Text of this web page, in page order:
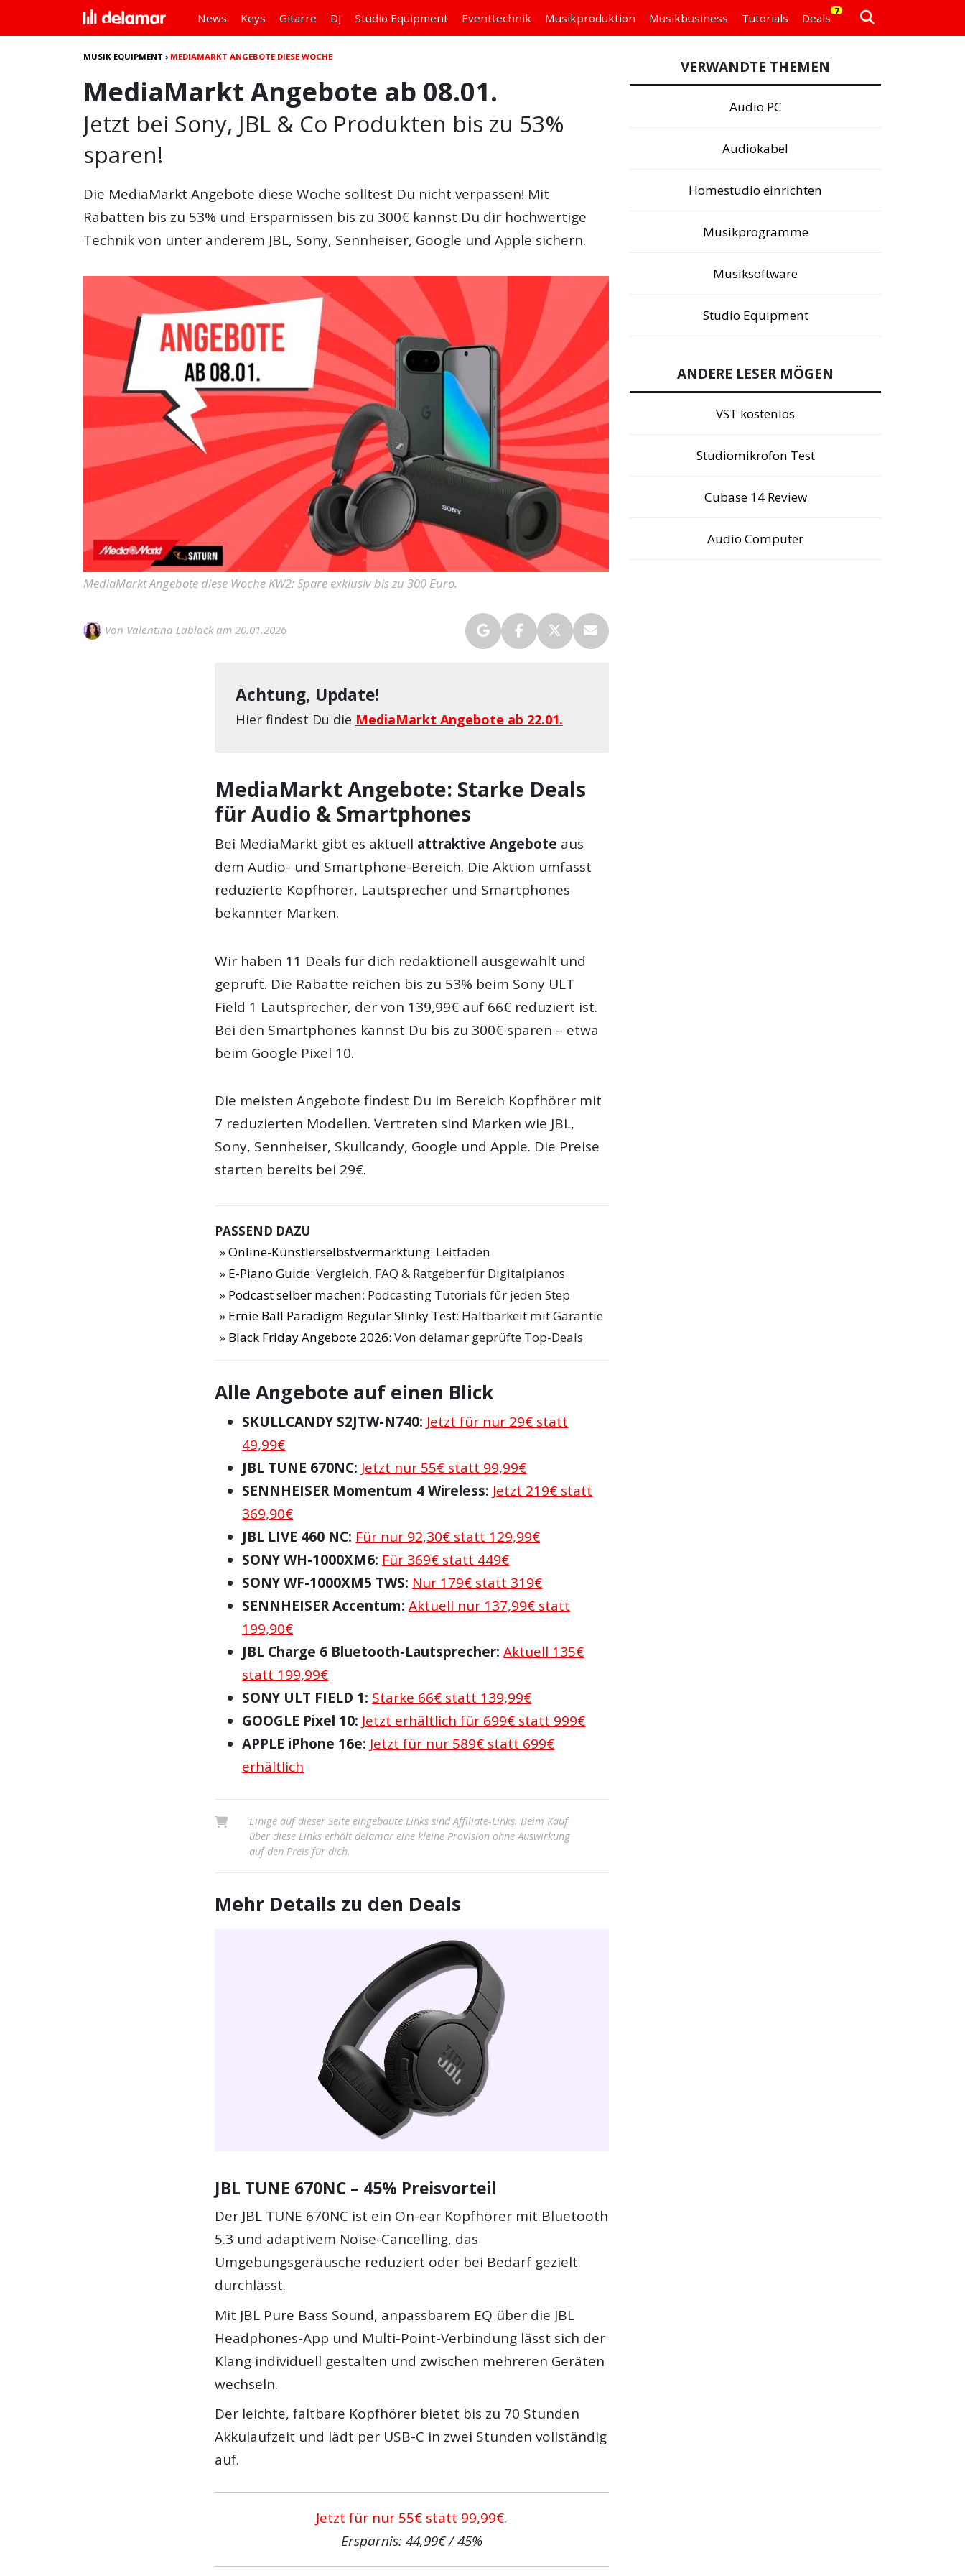
News Keys Gitarre DJ Studio Equipment Eventtechnik Musikproduktion Musikbusiness Tutorials Deals
7
MUSIK EQUIPMENT › MEDIAMARKT ANGEBOTE DIESE WOCHE
MediaMarkt Angebote ab 08.01.
Jetzt bei Sony, JBL & Co Produkten bis zu 53%
sparen!
Die MediaMarkt Angebote diese Woche solltest Du nicht verpassen! Mit
Rabatten bis zu 53% und Ersparnissen bis zu 300€ kannst Du dir hochwertige
Technik von unter anderem JBL, Sony, Sennheiser, Google und Apple sichern.
MediaMarkt Angebote diese Woche KW2: Spare exklusiv bis zu 300 Euro.
Von Valentina Lablack am 20.01.2026
Achtung, Update!
Hier findest Du die MediaMarkt Angebote ab 22.01.
MediaMarkt Angebote: Starke Deals
für Audio & Smartphones
Bei MediaMarkt gibt es aktuell attraktive Angebote aus
dem Audio- und Smartphone-Bereich. Die Aktion umfasst
reduzierte Kopfhörer, Lautsprecher und Smartphones
bekannter Marken.
Wir haben 11 Deals für dich redaktionell ausgewählt und
geprüft. Die Rabatte reichen bis zu 53% beim Sony ULT
Field 1 Lautsprecher, der von 139,99€ auf 66€ reduziert ist.
Bei den Smartphones kannst Du bis zu 300€ sparen – etwa
beim Google Pixel 10.
Die meisten Angebote findest Du im Bereich Kopfhörer mit
7 reduzierten Modellen. Vertreten sind Marken wie JBL,
Sony, Sennheiser, Skullcandy, Google und Apple. Die Preise
starten bereits bei 29€.
PASSEND DAZU
Online-Künstlerselbstvermarktung: Leitfaden
E-Piano Guide: Vergleich, FAQ & Ratgeber für Digitalpianos
Podcast selber machen: Podcasting Tutorials für jeden Step
Ernie Ball Paradigm Regular Slinky Test: Haltbarkeit mit Garantie
Black Friday Angebote 2026: Von delamar geprüfte Top-Deals
Alle Angebote auf einen Blick
SKULLCANDY S2JTW-N740: Jetzt für nur 29€ statt
49,99€
JBL TUNE 670NC: Jetzt nur 55€ statt 99,99€
SENNHEISER Momentum 4 Wireless: Jetzt 219€ statt
369,90€
JBL LIVE 460 NC: Für nur 92,30€ statt 129,99€
SONY WH-1000XM6: Für 369€ statt 449€
SONY WF-1000XM5 TWS: Nur 179€ statt 319€
SENNHEISER Accentum: Aktuell nur 137,99€ statt
199,90€
JBL Charge 6 Bluetooth-Lautsprecher: Aktuell 135€
statt 199,99€
SONY ULT FIELD 1: Starke 66€ statt 139,99€
GOOGLE Pixel 10: Jetzt erhältlich für 699€ statt 999€
APPLE iPhone 16e: Jetzt für nur 589€ statt 699€
erhältlich
Einige auf dieser Seite eingebaute Links sind Affiliate-Links. Beim Kauf
über diese Links erhält delamar eine kleine Provision ohne Auswirkung
auf den Preis für dich.
Mehr Details zu den Deals
JBL TUNE 670NC – 45% Preisvorteil
Der JBL TUNE 670NC ist ein On-ear Kopfhörer mit Bluetooth
5.3 und adaptivem Noise-Cancelling, das
Umgebungsgeräusche reduziert oder bei Bedarf gezielt
durchlässt.
Mit JBL Pure Bass Sound, anpassbarem EQ über die JBL
Headphones-App und Multi-Point-Verbindung lässt sich der
Klang individuell gestalten und zwischen mehreren Geräten
wechseln.
Der leichte, faltbare Kopfhörer bietet bis zu 70 Stunden
Akkulaufzeit und lädt per USB-C in zwei Stunden vollständig
auf.
Jetzt für nur 55€ statt 99,99€.
Ersparnis: 44,99€ / 45%
VERWANDTE THEMEN
Audio PC
Audiokabel
Homestudio einrichten
Musikprogramme
Musiksoftware
Studio Equipment
ANDERE LESER MÖGEN
VST kostenlos
Studiomikrofon Test
Cubase 14 Review
Audio Computer